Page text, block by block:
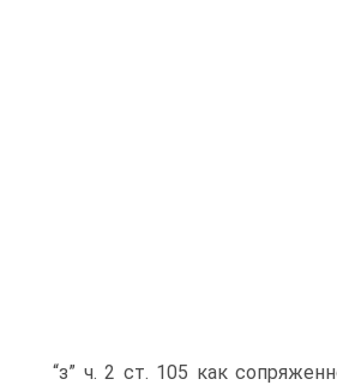
“з” ч. 2 ст. 105 как